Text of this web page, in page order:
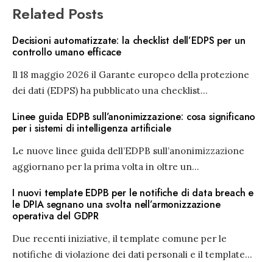
Related Posts
Decisioni automatizzate: la checklist dell’EDPS per un
controllo umano efficace
Il 18 maggio 2026 il Garante europeo della protezione
dei dati (EDPS) ha pubblicato una checklist...
Linee guida EDPB sull’anonimizzazione: cosa significano
per i sistemi di intelligenza artificiale
Le nuove linee guida dell’EDPB sull’anonimizzazione
aggiornano per la prima volta in oltre un...
I nuovi template EDPB per le notifiche di data breach e
le DPIA segnano una svolta nell’armonizzazione
operativa del GDPR
Due recenti iniziative, il template comune per le
notifiche di violazione dei dati personali e il template...